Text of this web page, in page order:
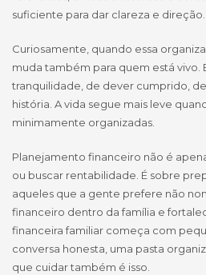
suficiente para dar clareza e direção.
Curiosamente, quando essa
muda também para quem está vivo.
tranquilidade, de dever cumprido,
história. A vida segue mais leve
minimamente organizadas.
Planejamento financeiro não é
ou buscar rentabilidade. É sobre
aqueles que a gente prefere não
financeiro dentro da família e
financeira familiar começa com
conversa honesta, uma pasta
que cuidar também é isso.